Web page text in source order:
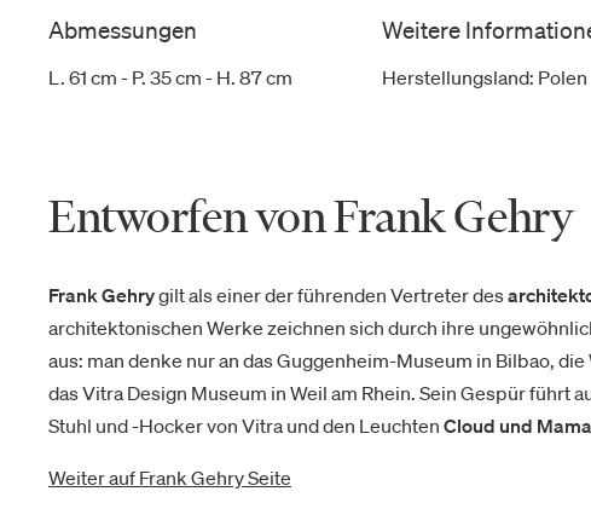
Abmessungen
L. 61 cm - P. 35 cm - H. 87 cm
Weitere
Herstellungsland: Polen
Entworfen von Frank Gehry
Frank Gehrygilt als einer der führenden Vertreter des
architektonischen Werke zeichnen sich durch ihre
aus: man denke nur an das Guggenheim-Museum in Bilbao,
das Vitra Design Museum in Weil am Rhein. Sein Gespür führt
Stuhl und -Hocker von Vitra und den Leuchten Cloud und
Weiter auf Frank Gehry Seite